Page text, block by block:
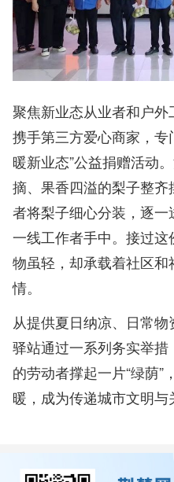
聚焦新业态从业者和户
携手第三方爱心商家，
暖新业态”公益捐赠活动
摘、果香四溢的梨子整
者将梨子细心分装，逐
一线工作者手中。接过
物虽轻，却承载着社区
情。
从提供夏日纳凉、日常物
驿站通过一系列务实举
的劳动者撑起一片“绿荫”
暖，成为传递城市文明与